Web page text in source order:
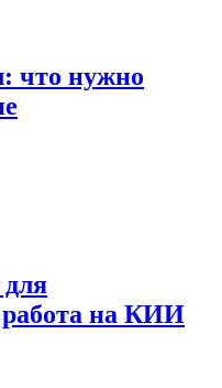
что нужно
на КИИ